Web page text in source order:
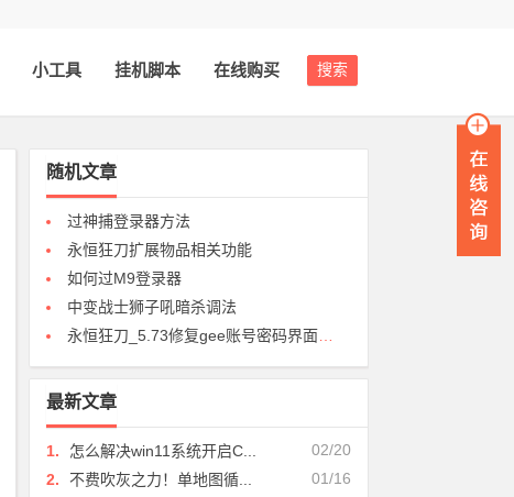
搜索
小工具 挂机脚本 在线购买
随机文章
过神捕登录器方法
永恒狂刀扩展物品相关功能
如何过M9登录器
中变战士狮子吼暗杀调法
永恒狂刀_5.73修复gee账号密码界面崩溃问题
最新文章
02/20
1.
怎么解决win11系统开启C...
01/16
2.
不费吹灰之力！单地图循...